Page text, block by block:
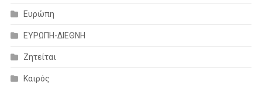
Ευρώπη
ΕΥΡΩΠΗ-ΔΙΕΘΝΗ
Ζητείται
Καιρός